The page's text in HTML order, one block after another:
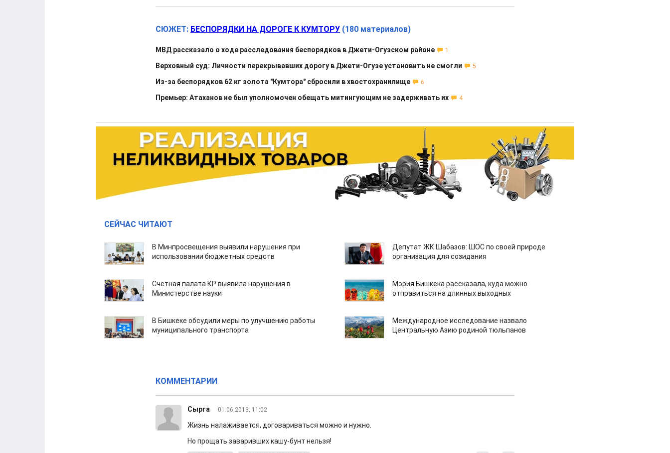
СЮЖЕТ: БЕСПОРЯДКИ НА ДОРОГЕ К КУМТОРУ (180 материалов)
МВД рассказало о ходе расследования беспорядков в Джети-Огузском районе 1
Верховный суд: Личности перекрывавших дорогу в Джети-Огузе установить не смогли 5
Из-за беспорядков 62 кг золота "Кумтора" сбросили в хвостохранилище 6
Премьер: Атаханов не был уполномочен обещать митингующим не задерживать их 4
СЕЙЧАС ЧИТАЮТ
В Минпросвещения выявили нарушения при
использовании бюджетных средств
Депутат ЖК Шабазов: ШОС по своей природе
организация для созидания
Счетная палата КР выявила нарушения в
Министерстве науки
Мэрия Бишкека рассказала, куда можно
отправиться на длинных выходных
В Бишкеке обсудили меры по улучшению работы
муниципального транспорта
Международное исследование назвало
Центральную Азию родиной тюльпанов
КОММЕНТАРИИ
Сырга 01.06.2013, 11:02
Жизнь налаживается, договариваться можно и нужно.
Но прощать заваривших кашу-бунт нельзя!